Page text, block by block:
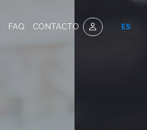
FAQ CONTACTO ES